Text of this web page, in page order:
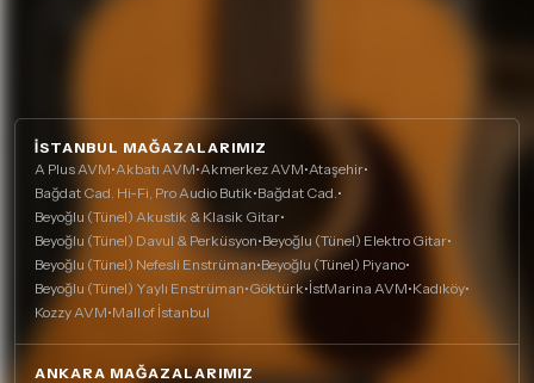
İSTANBUL MAĞAZALARIMIZ
A Plus AVM•Akbatı AVM•Akmerkez AVM•Ataşehir•
Bağdat Cad. Hi-Fi, Pro Audio Butik•Bağdat Cad.•
Beyoğlu (Tünel) Akustik & Klasik Gitar•
Beyoğlu (Tünel) Davul & Perküsyon•Beyoğlu (Tünel) Elektro Gitar•
Beyoğlu (Tünel) Nefesli Enstrüman•Beyoğlu (Tünel) Piyano•
Beyoğlu (Tünel) Yaylı Enstrüman•Göktürk•İstMarina AVM•Kadıköy•
Kozzy AVM•Mall of İstanbul
ANKARA MAĞAZALARIMIZ